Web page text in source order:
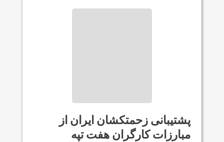
پشتیبانی زحمتکشان ایران از
مبارزات کارگران هفت تپه